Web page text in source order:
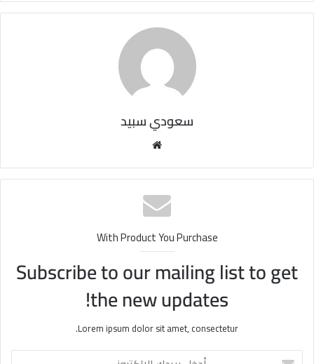
سعودي سبيد
الوي
ب
With Product You Purchase
Subscribe to our mailing list to get
the new updates!
Lorem ipsum dolor sit amet, consectetur.